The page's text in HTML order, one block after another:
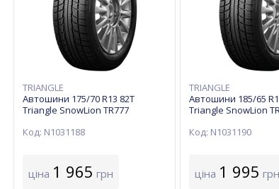
TRIANGLE
Автошини 175/70 R13 82T
Triangle SnowLion TR777
Код: N1031188
ціна 1 965 грн
TRIANGLE
Автошини 185/65
Triangle SnowLion
Код: N1031190
ціна 1 995 грн